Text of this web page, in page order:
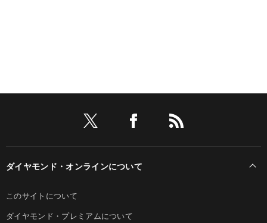
ダイヤモンド・オンラインについて
このサイトについて
ダイヤモンド・プレミアムについて